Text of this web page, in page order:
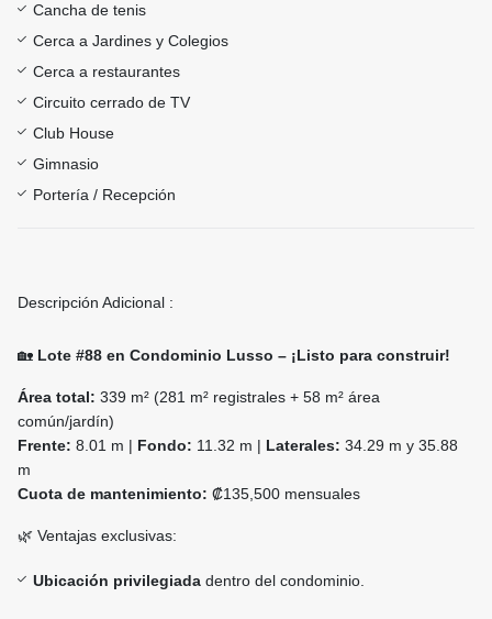
Cancha de tenis
Cerca a Jardines y Colegios
Cerca a restaurantes
Circuito cerrado de TV
Club House
Gimnasio
Portería / Recepción
Descripción Adicional :
🏡 Lote #88 en Condominio Lusso – ¡Listo para construir!
Área total: 339 m² (281 m² registrales + 58 m² área
común/jardín)
Frente: 8.01 m | Fondo: 11.32 m | Laterales: 34.29 m y 35.88
m
Cuota de mantenimiento: ₡135,500 mensuales
🌿 Ventajas exclusivas:
Ubicación privilegiada dentro del condominio.